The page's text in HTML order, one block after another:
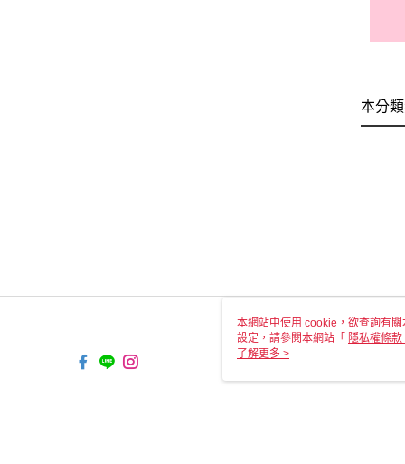
本分
本網站中使用 cookie，欲查詢有
設定，請參閱本網站「 隱私權條款
使用 cookie。
了解更多 >